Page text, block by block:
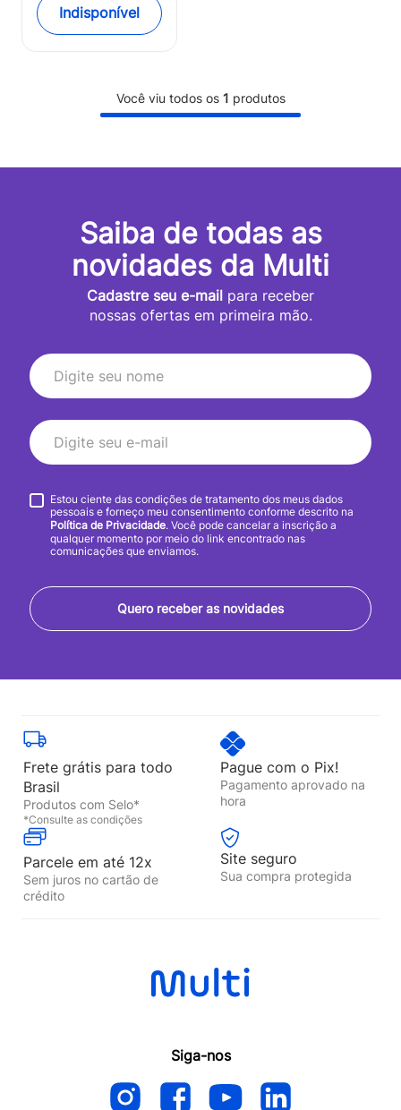
Indisponível
Você viu todos os 1 produtos
Saiba de todas as
novidades da Multi
Cadastre seu e-mail para receber
nossas ofertas em primeira mão.
Quero receber as novidades
Estou ciente das condições de tratamento dos meus dados
pessoais e forneço meu consentimento conforme descrito na
Política de Privacidade. Você pode cancelar a inscrição a
qualquer momento por meio do link encontrado nas
comunicações que enviamos.
Frete grátis para todo
Brasil
Produtos com Selo*
*Consulte as condições
Pague com o Pix!
Pagamento aprovado na
hora
Parcele em até 12x
Sem juros no cartão de
crédito
Site seguro
Sua compra protegida
Siga-nos